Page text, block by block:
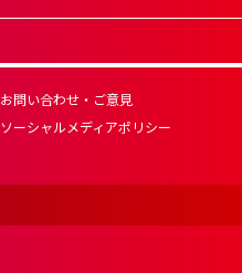
お問い合わせ・ご意見
ソーシャルメディアポリシー